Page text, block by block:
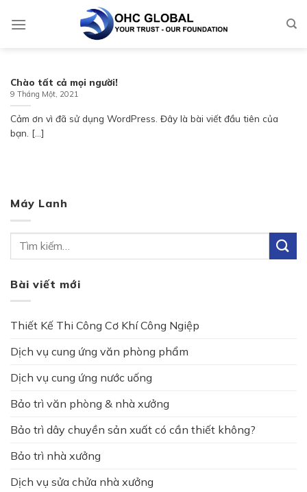
Chào tất cả mọi người!
9 Tháng Một, 2021
Cảm ơn vì đã sử dụng WordPress. Đây là bài viết đầu tiên của
bạn. [...]
Máy Lanh
Bài viết mới
Thiết Kế Thi Công Cơ Khí Công Ngiệp
Dịch vụ cung ứng văn phòng phẩm
Dịch vụ cung ứng nước uống
Bảo trì văn phòng & nhà xưởng
Bảo trì dây chuyền sản xuất có cần thiết không?
Bảo trì nhà xưởng
Dịch vụ sửa chửa nhà xưởng